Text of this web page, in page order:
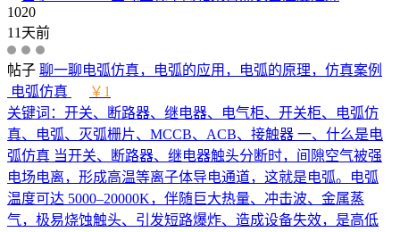
1020
11天前
帖子 聊一聊电弧仿真，电弧的应用，电弧的原理，仿真案例
电弧仿真
￥1
关键词：开关、断路器、继电器、电气柜、开关柜、电弧仿
真、电弧、灭弧栅片、MCCB、ACB、接触器 一、什么是电
弧仿真 当开关、断路器、继电器触头分断时，间隙空气被强
电场电离，形成高温等离子体导电通道，这就是电弧。电弧
温度可达 5000–20000K，伴随巨大热量、冲击波、金属蒸
气，极易烧蚀触头、引发短路爆炸、造成设备失效，是高低